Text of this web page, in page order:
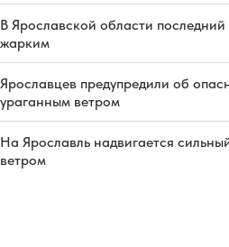
В Ярославской области последний
жарким
Ярославцев предупредили об
ураганным ветром
На Ярославль надвигается
ветром